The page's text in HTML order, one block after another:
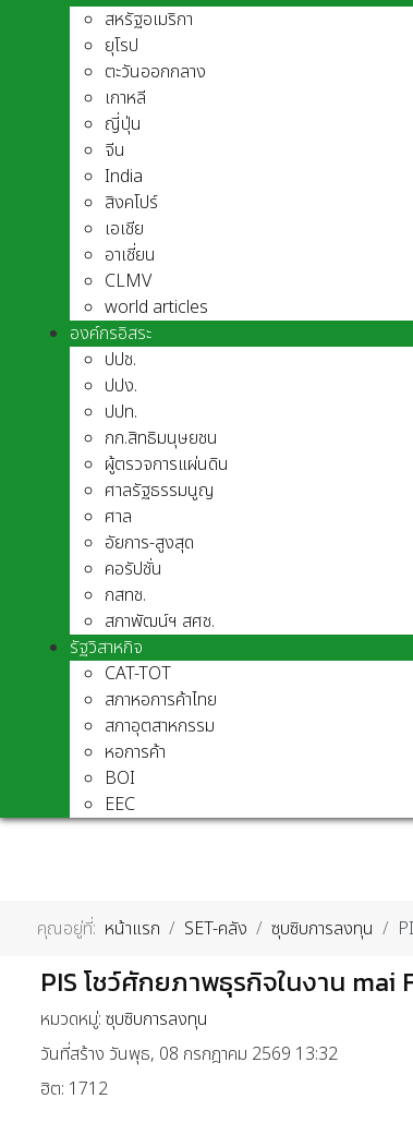
สหรัฐอเมริกา
ยุโรป
ตะวันออกกลาง
เกาหลี
ญี่ปุ่น
จีน
India
สิงคโปร์
เอเชีย
อาเชี่ยน
CLMV
world articles
องค์กรอิสระ
ปปช.
ปปง.
ปปท.
กก.สิทธิมนุษยชน
ผู้ตรวจการแผ่นดิน
ศาลรัฐธรรมนูญ
ศาล
อัยการ-สูงสุด
คอรัปชั่น
กสทช.
สภาพัฒน์ฯ สศช.
รัฐวิสาหกิจ
CAT-TOT
สภาหอการค้าไทย
สภาอุตสาหกรรม
หอการค้า
BOI
EEC
คุณอยู่ที่: หน้าแรก SET-คลัง ซุบซิบการลงทุน
PIS โชว์ศักยภาพธุรกิจในงาน mai
หมวดหมู่: ซุบซิบการลงทุน
วันที่สร้าง วันพุธ, 08 กรกฎาคม 2569 13:32
ฮิต: 1712